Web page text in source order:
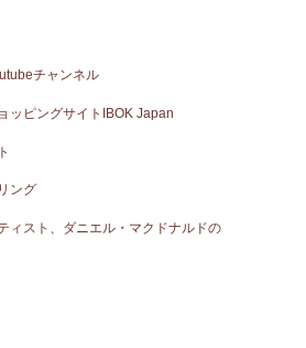
チャンネル
ッピングサイトIBOK Japan
ング
ィスト、ダニエル・マクドナルドの